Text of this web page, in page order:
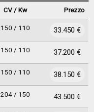
CV / Kw Prezzo
150 / 110 33.450 €
150 / 110 37.200 €
150 / 110 38.150 €
204 / 150 43.500 €